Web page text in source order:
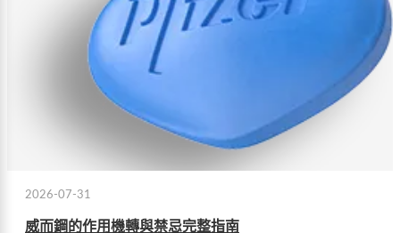
2026-07-31
威而鋼的作用機轉與禁忌完整指南